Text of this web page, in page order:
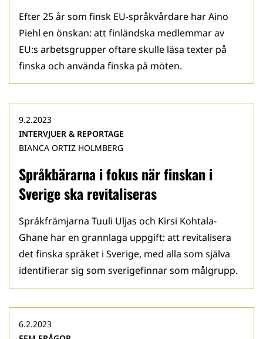
Efter 25 år som finsk EU-språkvårdare har Aino
Piehl en önskan: att finländska medlemmar av
EU:s arbetsgrupper oftare skulle läsa texter på
finska och använda finska på möten.
Språkbärarna i fokus när finskan i
Sverige ska revitaliseras
9.2.2023
INTERVJUER & REPORTAGE
BIANCA ORTIZ HOLMBERG
Språkfrämjarna Tuuli Uljas och Kirsi Kohtala-
Ghane har en grannlaga uppgift: att revitalisera
det finska språket i Sverige, med alla som själva
identifierar sig som sverigefinnar som målgrupp.
6.2.2023